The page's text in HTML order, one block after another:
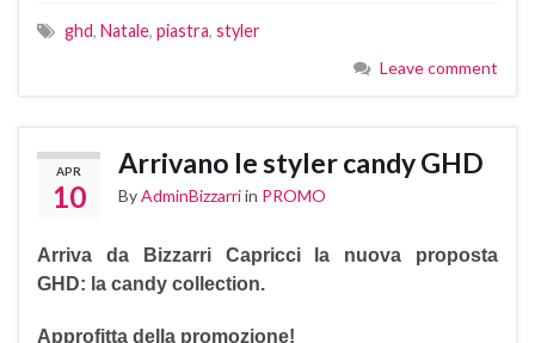
ghd, Natale, piastra, styler
Leave comment
APR
10
Arrivano le styler candy GHD
ByAdminBizzarriin PROMO
Arriva da Bizzarri Capricci la nuova proposta
GHD: la candy collection.
Approfitta della promozione!